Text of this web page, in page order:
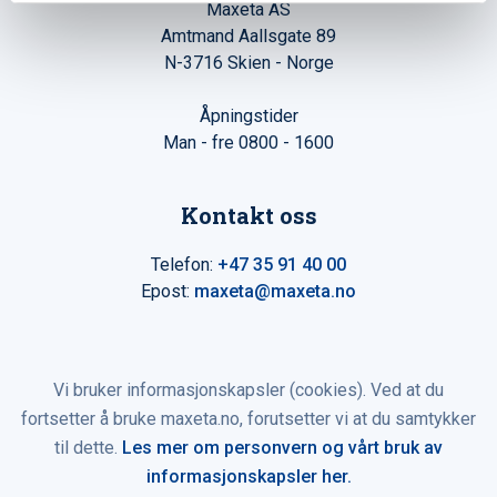
Maxeta AS
Amtmand Aallsgate 89
N-3716 Skien - Norge
Åpningstider
Man - fre 0800 - 1600
Kontakt oss
Telefon: +47 35 91 40 00
Epost: maxeta@maxeta.no
Vi bruker informasjonskapsler (cookies). Ved at du
fortsetter å bruke maxeta.no, forutsetter vi at du samtykker
til dette. Les mer om personvern og vårt bruk av
informasjonskapsler her.